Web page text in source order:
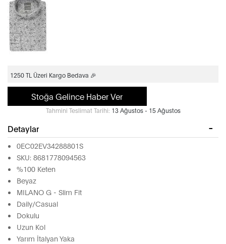
1250 TL Üzeri Kargo Bedava 🎉
Stoğa Gelince Haber Ver
Tahmini Teslimat Tarihi: 13 Ağustos - 15 Ağustos
Detaylar
0EC02EV34288801S
SKU: 8681778094563
%100 Keten
Beyaz
MILANO G - Slim Fit
Daily/Casual
Dokulu
Uzun Kol
Yarım İtalyan Yaka